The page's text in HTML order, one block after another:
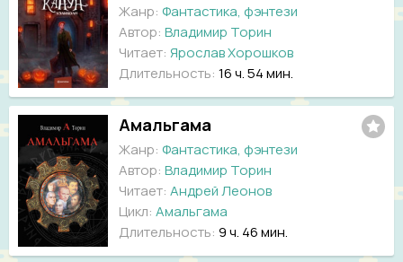
Жанр: Фантастика, фэнтези
Автор: Владимир Торин
Читает: Ярослав Хорошков
Длительность: 16 ч. 54 мин.
Амальгама
Жанр: Фантастика, фэнтези
Автор: Владимир Торин
Читает: Андрей Леонов
Цикл: Амальгама
Длительность: 9 ч. 46 мин.